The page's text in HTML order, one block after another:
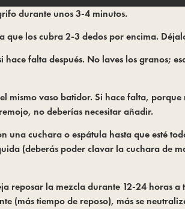
durante unos 3-4 minutos.
los cubra 2-3 dedos por encima.
falta después. No laves los granos;
mismo vaso batidor. Si hace falta,
no deberías necesitar añadir.
una cuchara o espátula hasta que esté
(deberás poder clavar la cuchara de
reposar la mezcla durante 12-24 horas
(más tiempo de reposo), más se